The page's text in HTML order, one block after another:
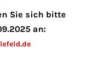
consectetuer
Sie sich bitte
an: